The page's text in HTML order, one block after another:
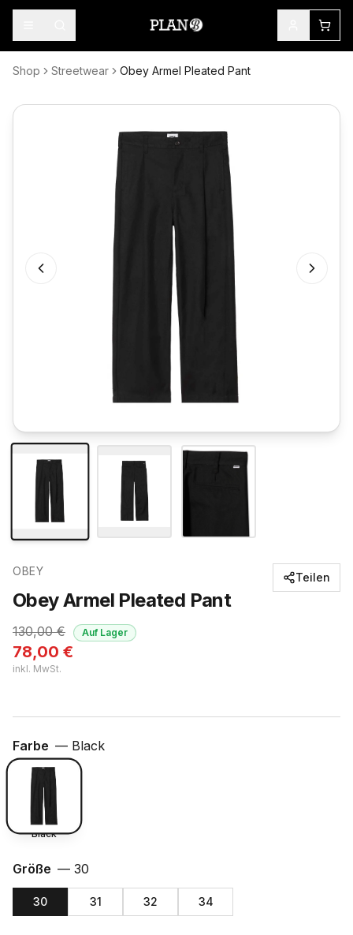
Shop Streetwear Obey Armel Pleated Pant
OBEY
Obey Armel Pleated Pant
130,00€
78,00 €
inkl. MwSt.
Auf Lager
Teilen
Farbe — Black
Black
Größe — 30
30 31 32 34